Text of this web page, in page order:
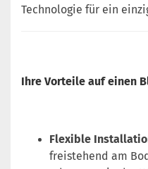
Technologie für ein
Ihre Vorteile auf einen
Flexible
freistehend am